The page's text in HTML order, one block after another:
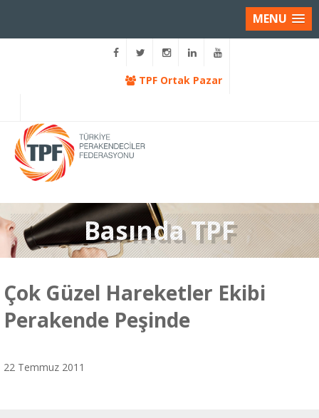
MENU
TPF Ortak Pazar
Basında TPF
Çok Güzel Hareketler Ekibi
Perakende Peşinde
22 Temmuz 2011